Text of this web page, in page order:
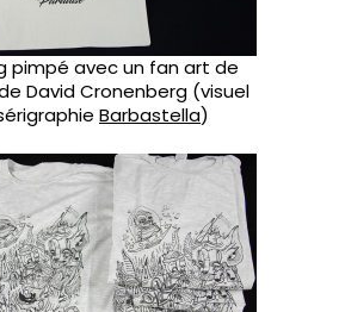
pimpé avec un fan art de
David Cronenberg (visuel
Barbastella)